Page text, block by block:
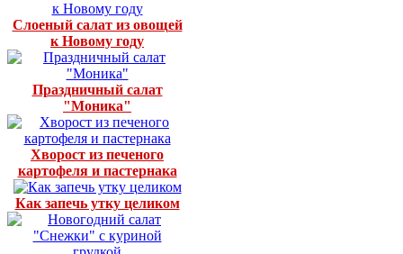
Слоеный салат из овощей
к Новому году
Праздничный салат
"Моника"
Хворост из печеного
картофеля и пастернака
Как запечь утку целиком